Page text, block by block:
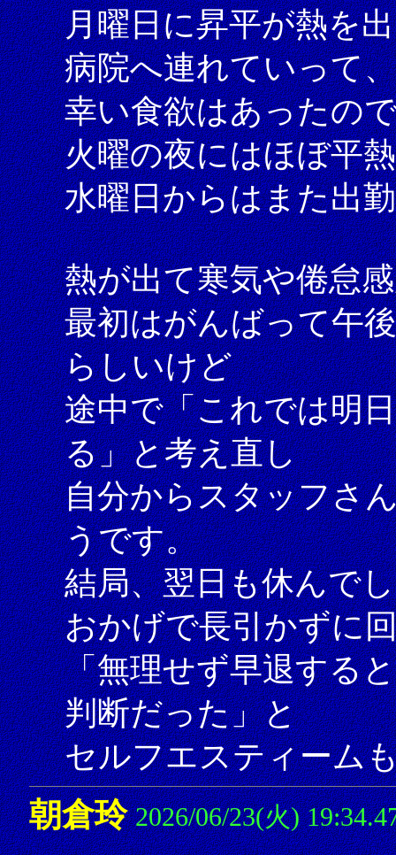
月曜日に昇平が熱を
病院へ連れていって
幸い食欲はあったの
火曜の夜にはほぼ平
水曜日からはまた出
熱が出て寒気や倦怠
最初はがんばって午
らしいけど
途中で「これでは明
る」と考え直し
自分からスタッフさ
うです。
結局、翌日も休んで
おかげで長引かずに
「無理せず早退する
判断だった」と
セルフエスティーム
朝倉玲 2026/06/23(火)